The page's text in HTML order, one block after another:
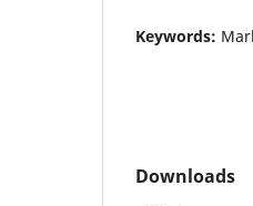
Keywords:
Downloads